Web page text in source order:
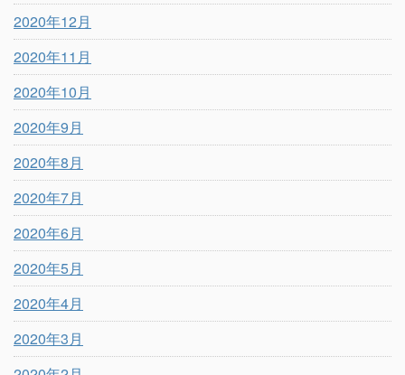
2020年12月
2020年11月
2020年10月
2020年9月
2020年8月
2020年7月
2020年6月
2020年5月
2020年4月
2020年3月